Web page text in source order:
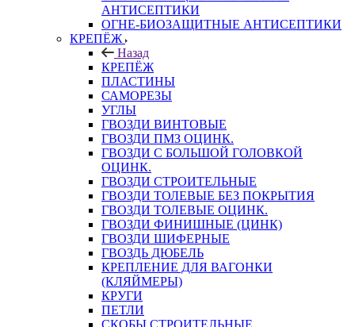
АНТИСЕПТИКИ
ОГНЕ-БИОЗАЩИТНЫЕ АНТИСЕПТИКИ
КРЕПЁЖ
Назад
КРЕПЁЖ
ПЛАСТИНЫ
САМОРЕЗЫ
УГЛЫ
ГВОЗДИ ВИНТОВЫЕ
ГВОЗДИ ПМЗ ОЦИНК.
ГВОЗДИ С БОЛЬШОЙ ГОЛОВКОЙ
ОЦИНК.
ГВОЗДИ СТРОИТЕЛЬНЫЕ
ГВОЗДИ ТОЛЕВЫЕ БЕЗ ПОКРЫТИЯ
ГВОЗДИ ТОЛЕВЫЕ ОЦИНК.
ГВОЗДИ ФИНИШНЫЕ (ЦИНК)
ГВОЗДИ ШИФЕРНЫЕ
ГВОЗДЬ ДЮБЕЛЬ
КРЕПЛЕНИЕ ДЛЯ ВАГОНКИ
(КЛЯЙМЕРЫ)
КРУГИ
ПЕТЛИ
СКОБЫ СТРОИТЕЛЬНЫЕ